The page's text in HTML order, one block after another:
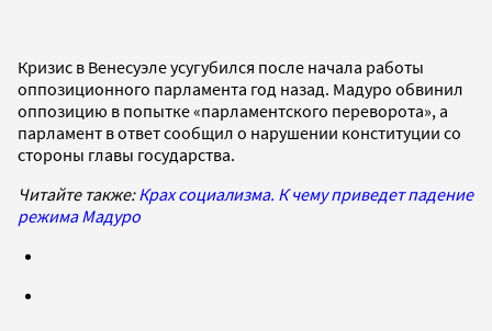
Кризис в Венесуэле усугубился после начала работы
оппозиционного парламента год назад. Мадуро обвинил
оппозицию в попытке «парламентского переворота», а
парламент в ответ сообщил о нарушении конституции со
стороны главы государства.
Читайте также:Крах социализма. К чему приведет падение
режима Мадуро